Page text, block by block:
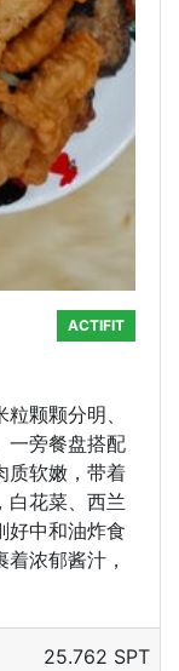
ACTIFIT
颗颗分明、
一旁餐盘搭配
质软嫩，带着
白花菜、西兰
好中和油炸食
浓郁酱汁，
25.762 SPT